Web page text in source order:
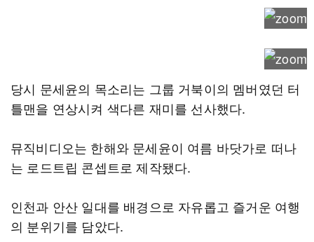
당시 문세윤의 목소리는 그룹 거북이의 멤버였던 터
틀맨을 연상시켜 색다른 재미를 선사했다.
뮤직비디오는 한해와 문세윤이 여름 바닷가로 떠나
는 로드트립 콘셉트로 제작됐다.
인천과 안산 일대를 배경으로 자유롭고 즐거운 여행
의 분위기를 담았다.